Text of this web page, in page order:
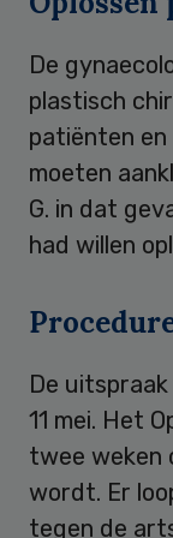
De
plastisch
patiënten en
moeten
G. in dat
had willen
De
11 mei. Het
twee weken
wordt. Er
tegen de